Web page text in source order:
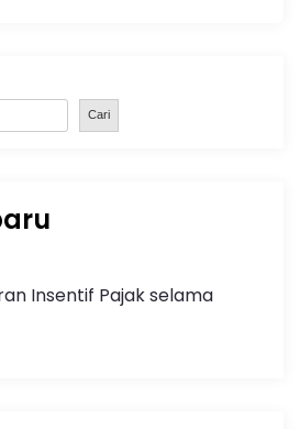
Cari
Insentif Pajak selama